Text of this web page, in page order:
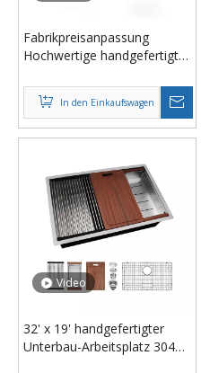
Fabrikpreisanpassung
Hochwertige handgefertigte
Küchenspülen aus Edelstahl
304, hergestellt in Thailand
In den Einkaufswagen
Video
32' x 19' handgefertigter
Unterbau-Arbeitsplatz 304